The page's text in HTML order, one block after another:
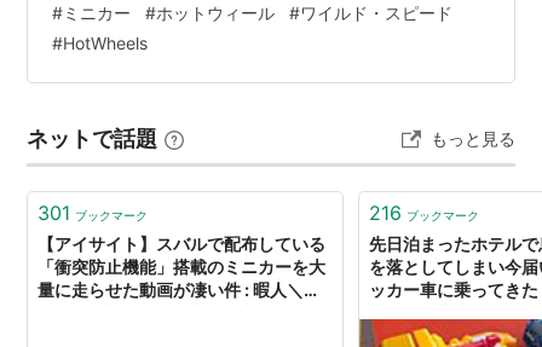
:交通用語
道路交通法施行規則第十九条別表第二、道路交通
法施行規則附則
「総排気量〇・〇五〇リツトル以下又は定格出力
〇・六〇キロワツト以下の原動機を有する普通自
動車」
下記の条件のいずれかを満たす普通自動車のこと。
【車種】日産 スカイライン GT-R ［BNR32］（限
定）’68 ダッジ チャージャー（限定）’95 三菱エクリプ
ス’87 ビュイック リーガル GNX’70 フォード エスコート
#ミニカー #ホットウィール #ワイルド・スピード
#HotWheels
ネットで話題 もっと見る
301 ブックマーク
【アイサイト】スバルで配布している
「衝突防止機能」搭載のミニカーを大
量に走らせた動画が凄い件 : 暇人＼
216 ブックマーク
先日泊まったホテル
を落としてしまい今
ッカー車に乗ってき
でわかる」